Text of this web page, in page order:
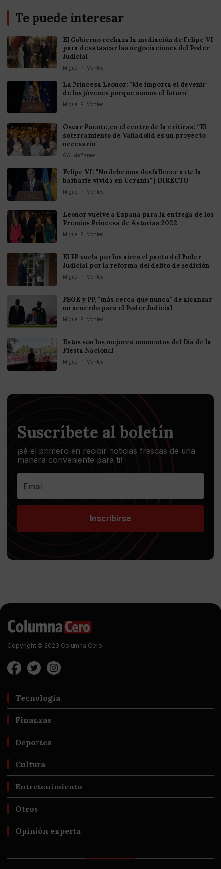
Te puede interesar
El Gobierno rechaza la mediación de Felipe VI
para desatascar las negociaciones del Poder
Judicial
Miguel P. Montes
La Princesa Leonor: "Me importa el devenir
de los jóvenes porque somos el futuro"
Miguel P. Montes
Óscar Puente, en el centro de la críticas: “El
soterramiento de Valladolid es un proyecto
necesario"
GA. Mañanes
Felipe VI: "No debemos desfallecer ante la
barbarie vivida en Ucrania" | DIRECTO
Miguel P. Montes
Leonor vuelve a España para la entrega de los
Premios Princesa de Asturias 2022
Miguel P. Montes
El PP vuela por los aires el pacto del Poder
Judicial por la reforma del delito de sedición
Miguel P. Montes
PSOE y PP, "más cerca que nunca" de alcanzar
un acuerdo para el Poder Judicial
Miguel P. Montes
Estos son los mejores momentos del Día de la
Fiesta Nacional
Miguel P. Montes
Suscríbete al boletín
¡sé el primero en recibir noticias frescas de una
manera conveniente para ti!
Inscribirse
Copyright © 2023 Columna Cero
Tecnología
Finanzas
Deportes
Cultura
Entretenimiento
Otros
Opinión experta